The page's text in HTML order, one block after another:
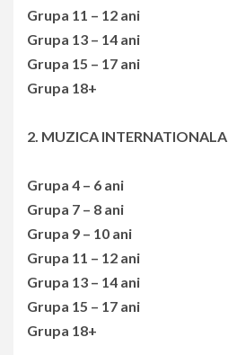
Grupa 11 – 12 ani
Grupa 13 – 14 ani
Grupa 15 – 17 ani
Grupa 18+
2. MUZICA INTERNATIONALA
Grupa 4 – 6 ani
Grupa 7 – 8 ani
Grupa 9 – 10 ani
Grupa 11 – 12 ani
Grupa 13 – 14 ani
Grupa 15 – 17 ani
Grupa 18+